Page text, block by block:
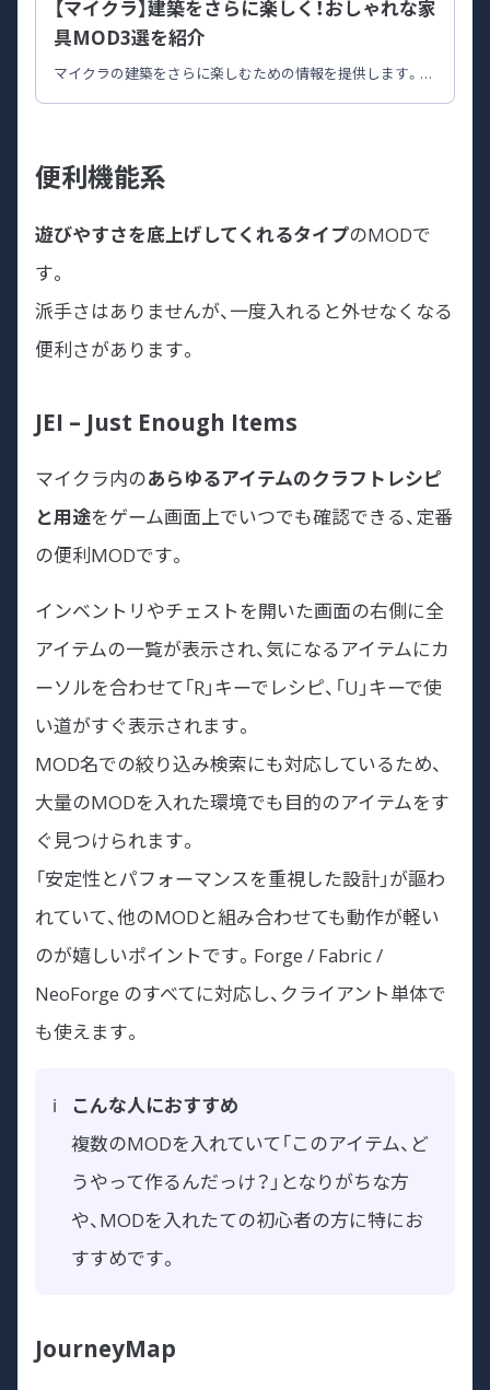
【マイクラ】建築をさらに楽しく！おしゃれな家
具MOD3選を紹介
マイクラの建築をさらに楽しむための情報を提供します。お
便利機能系
遊びやすさを底上げしてくれるタイプのMODで
す。
派手さはありませんが、一度入れると外せなくなる
便利さがあります。
JEI – Just Enough Items
マイクラ内のあらゆるアイテムのクラフトレシピ
と用途をゲーム画面上でいつでも確認できる、定番
の便利MODです。
インベントリやチェストを開いた画面の右側に全
アイテムの一覧が表示され、気になるアイテムにカ
ーソルを合わせて「R」キーでレシピ、「U」キーで使
い道がすぐ表示されます。
MOD名での絞り込み検索にも対応しているため、
大量のMODを入れた環境でも目的のアイテムをす
ぐ見つけられます。
「安定性とパフォーマンスを重視した設計」が謳わ
れていて、他のMODと組み合わせても動作が軽い
のが嬉しいポイントです。Forge / Fabric /
NeoForge のすべてに対応し、クライアント単体で
も使えます。
こんな人におすすめ
複数のMODを入れていて「このアイテム、ど
うやって作るんだっけ？」となりがちな方
や、MODを入れたての初心者の方に特にお
すすめです。
JourneyMap